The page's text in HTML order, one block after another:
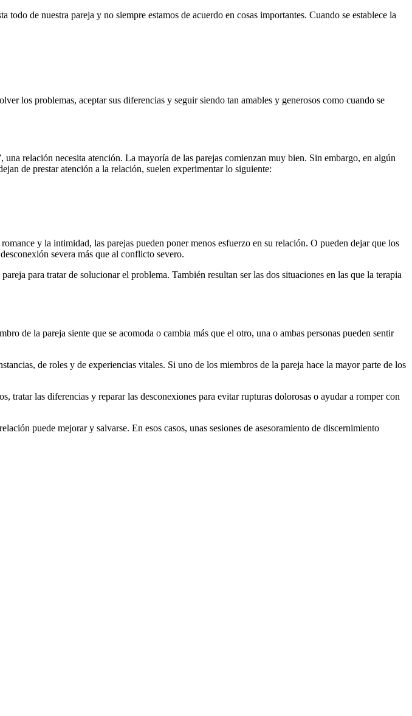
de nuestra pareja y no siempre estamos de acuerdo en cosas importantes. Cuando se establece la
los problemas, aceptar sus diferencias y seguir siendo tan amables y generosos como cuando se
relación necesita atención. La mayoría de las parejas comienzan muy bien. Sin embargo, en algún
de prestar atención a la relación, suelen experimentar lo siguiente:
y la intimidad, las parejas pueden poner menos esfuerzo en su relación. O pueden dejar que los
severa más que al conflicto severo.
para tratar de solucionar el problema. También resultan ser las dos situaciones en las que la terapia
de la pareja siente que se acomoda o cambia más que el otro, una o ambas personas pueden sentir
de roles y de experiencias vitales. Si uno de los miembros de la pareja hace la mayor parte de los
las diferencias y reparar las desconexiones para evitar rupturas dolorosas o ayudar a romper con
puede mejorar y salvarse. En esos casos, unas sesiones de asesoramiento de discernimiento